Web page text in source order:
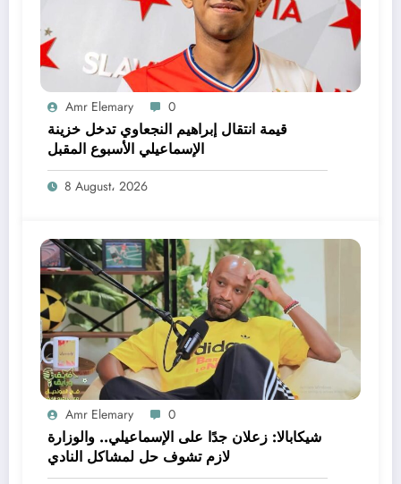
Amr Elemary 0
قيمة انتقال إبراهيم النجعاوي تدخل خزينة
الإسماعيلي الأسبوع المقبل
8 August، 2026
Amr Elemary 0
شيكابالا: زعلان جدًا على الإسماعيلي.. والوزارة
لازم تشوف حل لمشاكل النادي